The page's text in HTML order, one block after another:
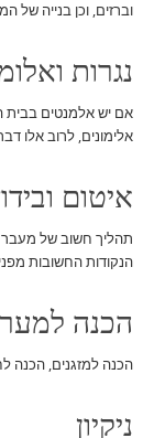
וברזים, וכן בנייה
נגרות
אם יש אלמנטים בבית
אלימונים, לרוב אלו
איטום
תהליך חשוב של מעבר
הנקודות החשובות
הכנה
הכנה למזגנים, הכנה
ניקיון